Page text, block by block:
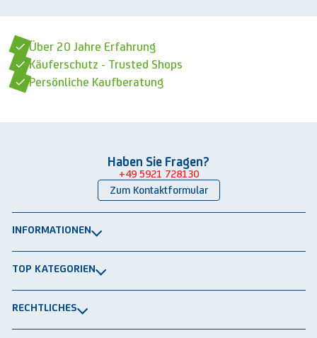
Über 20 Jahre Erfahrung
Käuferschutz - Trusted Shops
Persönliche Kaufberatung
Haben Sie Fragen?
+49 5921 728130
Zum Kontaktformular
INFORMATIONEN
Newsletter
TOP KATEGORIEN
RECHTLICHES